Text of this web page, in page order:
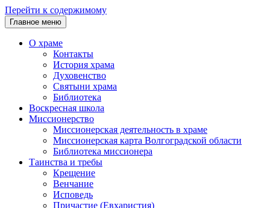
Перейти к содержимому
Главное меню
О храме
Контакты
История храма
Духовенство
Святыни храма
Библиотека
Воскресная школа
Миссионерство
Миссионерская деятельность в храме
Миссионерская карта Волгоградской области
Библиотека миссионера
Таинства и требы
Крещение
Венчание
Исповедь
Причастие (Евхаристия)